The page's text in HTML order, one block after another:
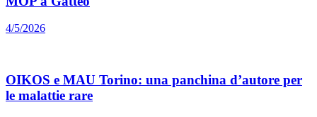
4/5/2026
OIKOS e MAU Torino: una panchina d’autore per
le malattie rare